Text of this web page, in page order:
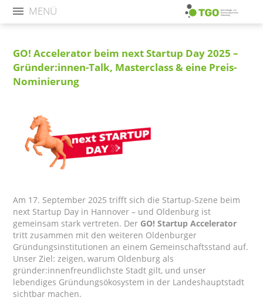
MENÜ
GO! Accelerator beim next Startup Day 2025 –
Gründer:innen-Talk, Masterclass & eine Preis-
Nominierung
Am 17. September 2025 trifft sich die Startup-Szene beim
next Startup Day in Hannover – und Oldenburg ist
gemeinsam stark vertreten. Der GO! Startup Accelerator
tritt zusammen mit den weiteren Oldenburger
Gründungsinstitutionen an einem Gemeinschaftsstand auf.
Unser Ziel: zeigen, warum Oldenburg als
gründer:innenfreundlichste Stadt gilt, und unser
lebendiges Gründungsökosystem in der Landeshauptstadt
sichtbar machen.